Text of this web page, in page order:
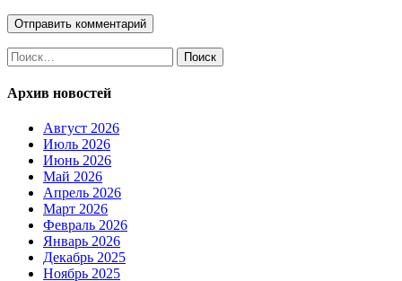
Найти:
Архив новостей
Август 2026
Июль 2026
Июнь 2026
Май 2026
Апрель 2026
Март 2026
Февраль 2026
Январь 2026
Декабрь 2025
Ноябрь 2025